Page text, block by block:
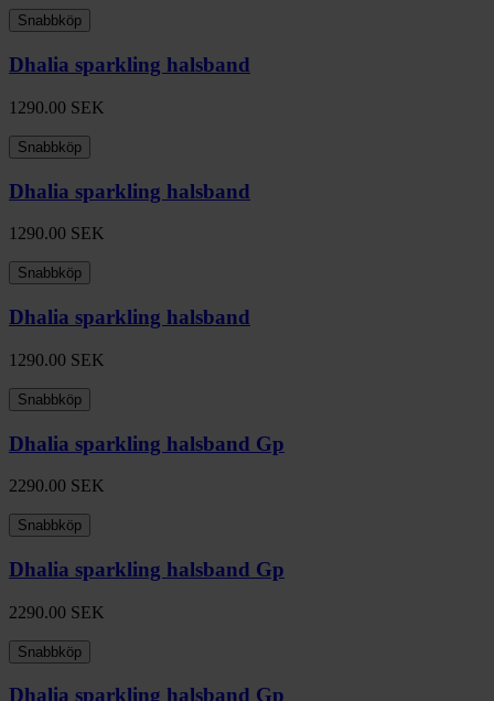
Snabbköp
Dhalia sparkling halsband
1290.00 SEK
Snabbköp
Dhalia sparkling halsband
1290.00 SEK
Snabbköp
Dhalia sparkling halsband
1290.00 SEK
Snabbköp
Dhalia sparkling halsband Gp
2290.00 SEK
Snabbköp
Dhalia sparkling halsband Gp
2290.00 SEK
Snabbköp
Dhalia sparkling halsband Gp